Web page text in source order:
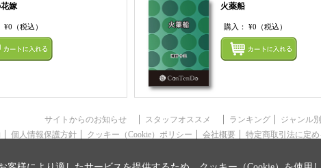
嫁
¥0 （税込）
まとめてカートにいれる
火薬船
購入： ¥0 （税込）
サイトからのお知らせ スタッフオススメ ランキング ジャンル別
個人情報保護方針 クッキー（Cookie）ポリシー 会社概要 特定商取引法に定